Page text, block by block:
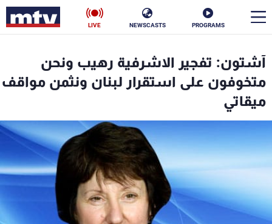
PROGRAMS
NEWSCASTS
LIVE
آشتون: تفجير الاشرفية رهيب ونحن
متخوفون على استقرار لبنان ونثمن مواقف
ميقاتي
en
الأخبار
سياسة
إقتصاد فن
منوعات رياضة
كأس العالم